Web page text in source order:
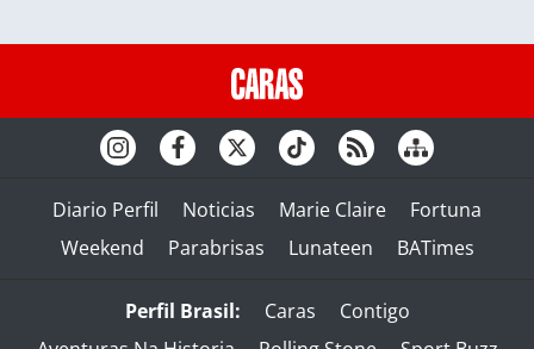
Diario Perfil Noticias Marie Claire
Fortuna
Weekend
Parabrisas Lunateen BATimes
Perfil Brasil: Caras
Contigo